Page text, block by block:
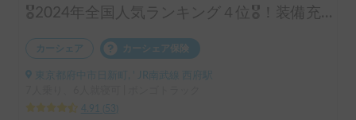
🎖️2024年全国人気ランキング４位🎖️！装備充実！コインパーキング駐車可！6名就寝
カーシェア カーシェア保険
東京都府中市日新町, ' JR南武線 西府駅
4.91
53